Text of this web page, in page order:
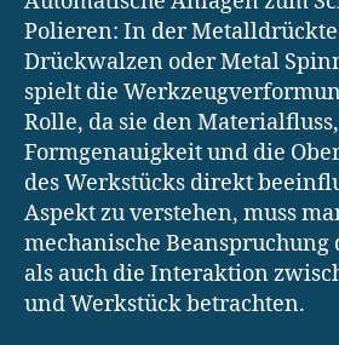
Polieren: In der
Drückwalzen oder Metal
spielt die
Rolle, da sie den
Formgenauigkeit und die
des Werkstücks direkt
Aspekt zu verstehen, muss
mechanische Beanspruchung
als auch die Interaktion
und Werkstück betrachten.